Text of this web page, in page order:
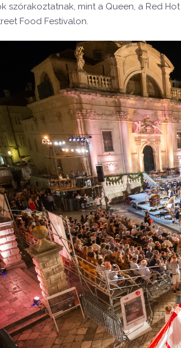
szórakoztatnak, mint a Queen, a Red
Food Festivalon.